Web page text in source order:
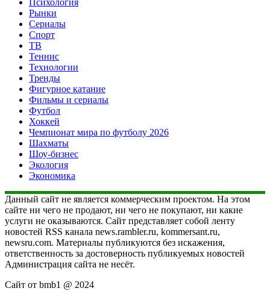
Рынки
Сериалы
Спорт
ТВ
Теннис
Технологии
Тренды
Фигурное катание
Фильмы и сериалы
Футбол
Хоккей
Чемпионат мира по футболу 2026
Шахматы
Шоу-бизнес
Экология
Экономика
Данный сайт не является коммерческим проектом. На этом
сайте ни чего не продают, ни чего не покупают, ни какие
услуги не оказываются. Сайт представляет собой ленту
новостей RSS канала news.rambler.ru, kommersant.ru,
newsru.com. Материалы публикуются без искажения,
ответственность за достоверность публикуемых новостей
Администрация сайта не несёт.
Сайт от bmb1 @ 2024